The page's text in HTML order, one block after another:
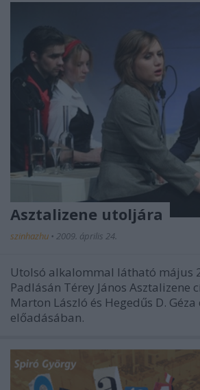
Asztalizene utoljára
szinhazhu • 2009. április 24.
Utolsó alkalommal látható május
Padlásán Térey János Asztalizene
Marton László és Hegedűs D.
előadásában.